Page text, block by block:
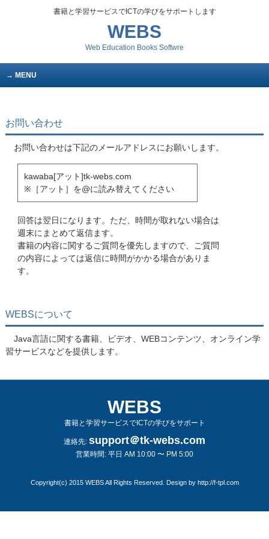
書籍と学習サービスでICTの学びをサポートします
WEBS
Web Education Books Softwre
MENU
お問い合わせ
お問い合わせは下記のメールアドレスにお願いします。
kawaba[アット]tk-webs.com
※［アット］を@に読み替えてください
回答は翌日になります。ただ、時間が取れない場合は
週末にまとめて返信ます。
書籍の内容に関するご質問を優先しますので、ご質問
の内容によっては返信に時間がかかる場合がありま
す。
WEBSについて
Java言語に関する書籍、ビデオ、WEBコンテンツ、オンライン学
習サービスなどを提供します。
WEBS
書籍と学習サービスでICTの学びをサポート
連絡先: support＠tk-webs.com
営業時間: 平日 AM 10:00 〜 PM 5:00
Copyright(c) 2015 WEBS All Rights Reserved. Design by http://f-tpl.com